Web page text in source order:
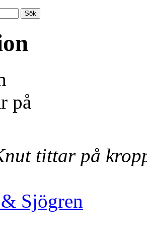
tittar på
Sjögren